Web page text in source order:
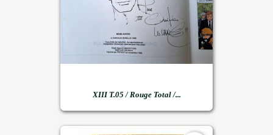
XIII T.05 / Rouge Total /...